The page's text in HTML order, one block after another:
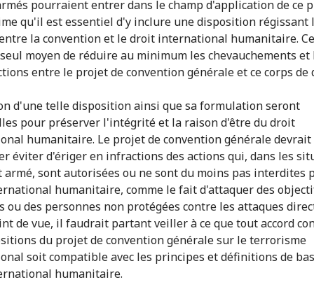
pourraient entrer dans le champ d'application de ce
qu'il est essentiel d'y inclure une disposition régissant
la convention et le droit international humanitaire.
moyen de réduire au minimum les chevauchements et
entre le projet de convention générale et ce corps de
d'une telle disposition ainsi que sa formulation seront
pour préserver l'intégrité et la raison d'être du droit
humanitaire. Le projet de convention générale devrait
éviter d'ériger en infractions des actions qui, dans les
armé, sont autorisées ou ne sont du moins pas interdites
humanitaire, comme le fait d'attaquer des
ou des personnes non protégées contre les attaques
de vue, il faudrait partant veiller à ce que tout accord
du projet de convention générale sur le terrorisme
soit compatible avec les principes et définitions de
humanitaire.